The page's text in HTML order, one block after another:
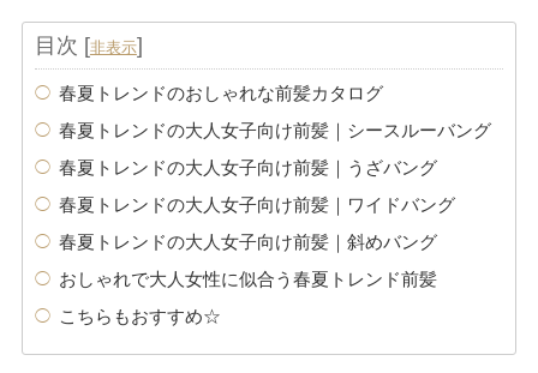
目次 [非表示]
春夏トレンドのおしゃれな前髪カタログ
春夏トレンドの大人女子向け前髪｜シースルーバング
春夏トレンドの大人女子向け前髪｜うざバング
春夏トレンドの大人女子向け前髪｜ワイドバング
春夏トレンドの大人女子向け前髪｜斜めバング
おしゃれで大人女性に似合う春夏トレンド前髪
こちらもおすすめ☆